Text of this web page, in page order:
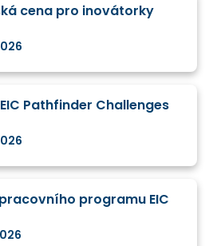
cena pro inovátorky
Pathfinder Challenges
programu EIC